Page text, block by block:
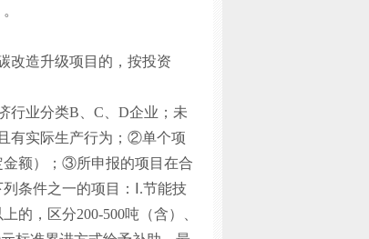
改造升级项目的，按投资
行业分类B、C、D企业；未
有实际生产行为；②单个项
金额）；③所申报的项目在合
条件之一的项目：Ⅰ.节能技
的，区分200-500吨（含）、